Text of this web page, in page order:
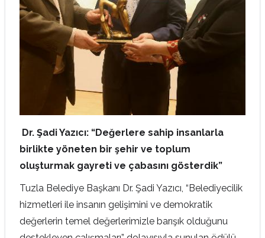
Dr. Şadi Yazıcı: “Değerlere sahip insanlarla
birlikte yöneten bir şehir ve toplum
oluşturmak gayreti ve çabasını gösterdik”
Tuzla Belediye Başkanı Dr. Şadi Yazıcı, “Belediyecilik
hizmetleri ile insanın gelişimini ve demokratik
değerlerin temel değerlerimizle barışık olduğunu